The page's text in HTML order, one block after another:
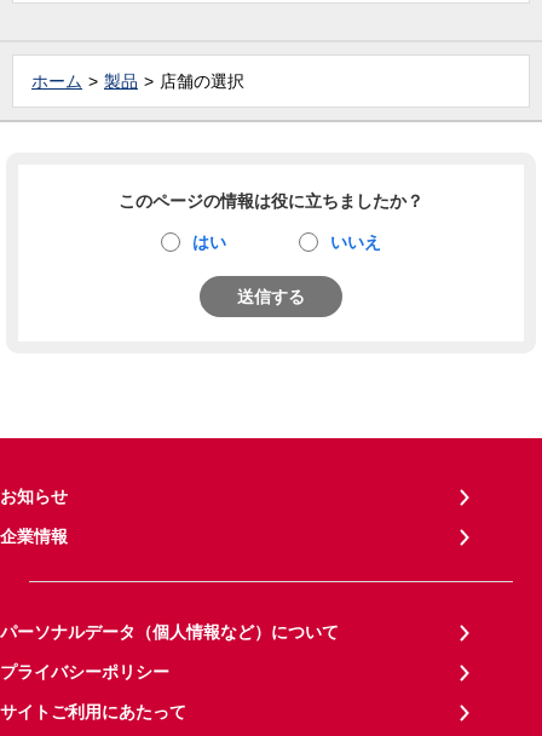
ホーム 製品 店舗の選択
このページの情報は役に立ちましたか？
はい いいえ
送信する
お知らせ
企業情報
パーソナルデータ（個人情報など）について
プライバシーポリシー
サイトご利用にあたって